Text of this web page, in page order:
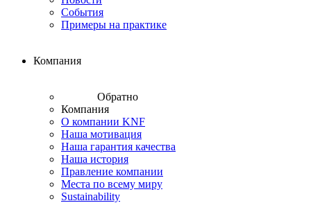
События
Примеры на практике
Компания
Обратно
Компания
О компании KNF
Наша мотивация
Наша гарантия качества
Наша история
Правление компании
Места по всему миру
Sustainability